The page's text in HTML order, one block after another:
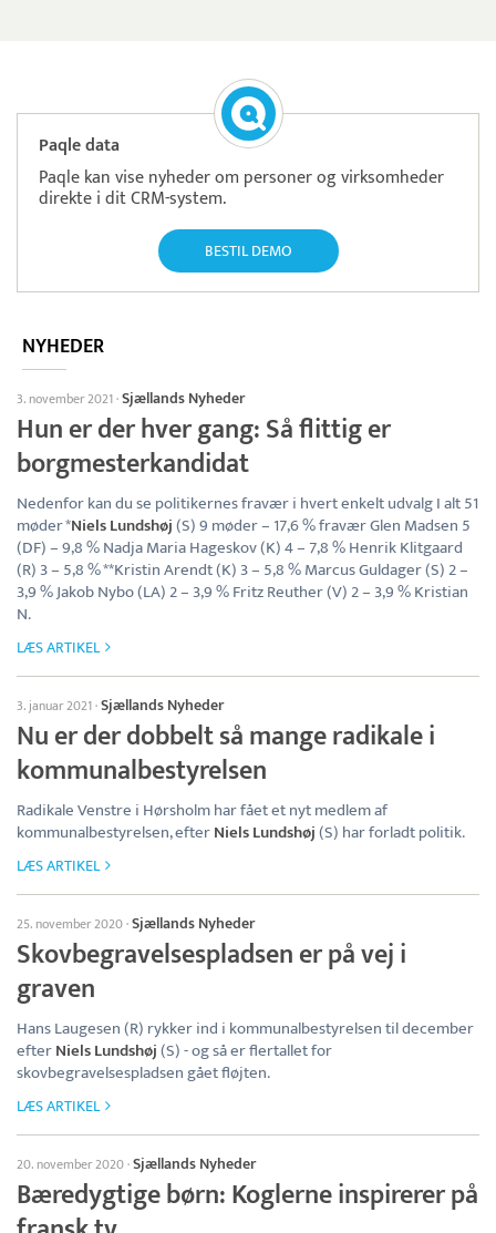
Paqle data
Paqle kan vise nyheder om personer og virksomheder
direkte i dit CRM-system.
BESTIL DEMO
NYHEDER
3. november 2021·Sjællands Nyheder
Hun er der hver gang: Så flittig er
borgmesterkandidat
Nedenfor kan du se politikernes fravær i hvert enkelt udvalg I alt 51
møder *Niels Lundshøj(S) 9 møder – 17,6 % fravær Glen Madsen 5
(DF) – 9,8 % Nadja Maria Hageskov (K) 4 – 7,8 % Henrik Klitgaard
(R) 3 – 5,8 % **Kristin Arendt (K) 3 – 5,8 % Marcus Guldager (S) 2 –
3,9 % Jakob Nybo (LA) 2 – 3,9 % Fritz Reuther (V) 2 – 3,9 % Kristian
N.
LÆS ARTIKEL
3. januar 2021·Sjællands Nyheder
Nu er der dobbelt så mange radikale i
kommunalbestyrelsen
Radikale Venstre i Hørsholm har fået et nyt medlem af
kommunalbestyrelsen, efterNiels Lundshøj(S) har forladt politik.
LÆS ARTIKEL
25. november 2020·Sjællands Nyheder
Skovbegravelsespladsen er på vej i
graven
Hans Laugesen (R) rykker ind i kommunalbestyrelsen til december
efterNiels Lundshøj(S) - og så er flertallet for
skovbegravelsespladsen gået fløjten.
LÆS ARTIKEL
20. november 2020·Sjællands Nyheder
Bæredygtige børn: Koglerne inspirerer på